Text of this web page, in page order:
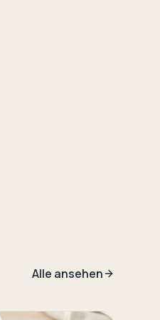
Alle ansehen